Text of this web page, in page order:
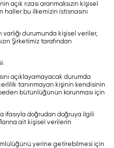
açık rızası aranmaksızın kişisel
bu ilkemizin istisnasını
durumunda kişisel veriler,
Şirketimiz tarafından
açıklayamayacak durumda
tanınmayan kişinin kendisinin
bütünlüğünün korunması için
ifasıyla doğrudan doğruya ilgili
ait kişisel verilerin
yerine getirebilmesi için